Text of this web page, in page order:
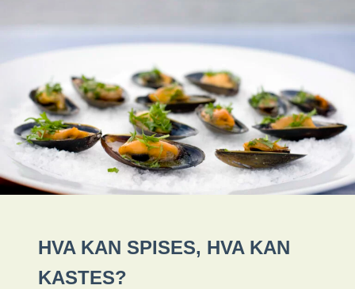
HVA KAN SPISES, HVA KAN
KASTES?